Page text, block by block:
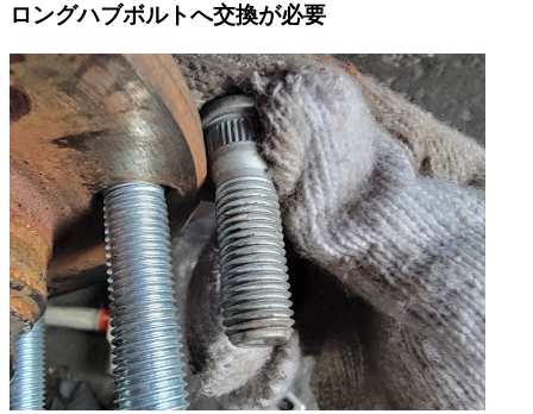
ロングハブボルトへ交換が必要